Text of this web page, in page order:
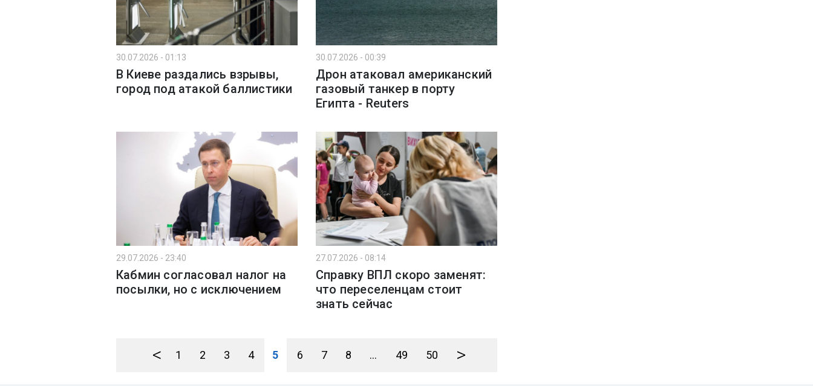
30.07.2026 - 01:13
В Киеве раздались взрывы,
город под атакой баллистики
30.07.2026 - 00:39
Дрон атаковал американский
газовый танкер в порту
Египта - Reuters
29.07.2026 - 23:40
Кабмин согласовал налог на
посылки, но с исключением
27.07.2026 - 08:14
Справку ВПЛ скоро заменят:
что переселенцам стоит
знать сейчас
< 1 2 3 4 5 6 7 8 ... 49 50 >